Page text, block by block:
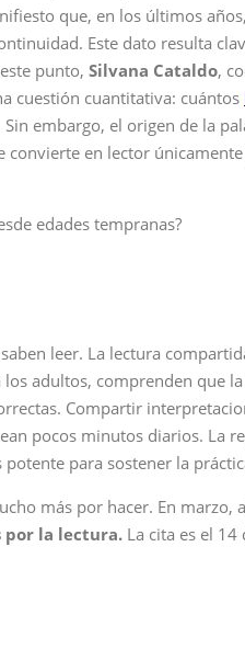
que, en los últimos
Este dato resulta
punto, Silvana Cataldo,
cuestión cuantitativa: cuántos
embargo, el origen de la
en lector
edades tempranas?
leer. La lectura
adultos, comprenden que
Compartir
pocos minutos diarios. La
para sostener la
más por hacer. En
por la lectura. La cita es el